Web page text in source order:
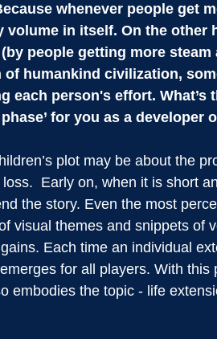
whenever people get
volume in itself. On the
people getting more
of humankind civilization,
each person's effort. What’s
for you as a developer
Early on, when it is short
the story. Even the most
visual themes and snippets of
Each time an individual
for all players. With
embodies the topic - life